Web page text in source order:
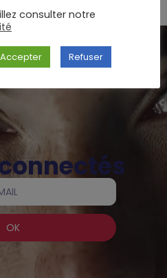
OK
consulter notre
Accepter Refuser